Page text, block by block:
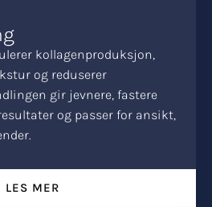
kollagenproduksjon,
og reduserer
gir jevnere, fastere
og passer for ansikt,
LES MER